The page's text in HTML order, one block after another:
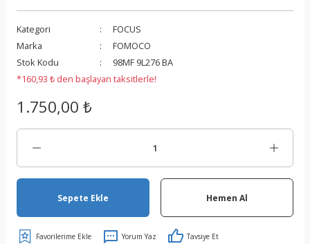
Kategori
FOCUS
Marka
FOMOCO
Stok Kodu
98MF 9L276 BA
*160,93 ₺ den başlayan taksitlerle!
1.750,00 ₺
Sepete Ekle Hemen Al
Yorum Yaz Tavsiye Et